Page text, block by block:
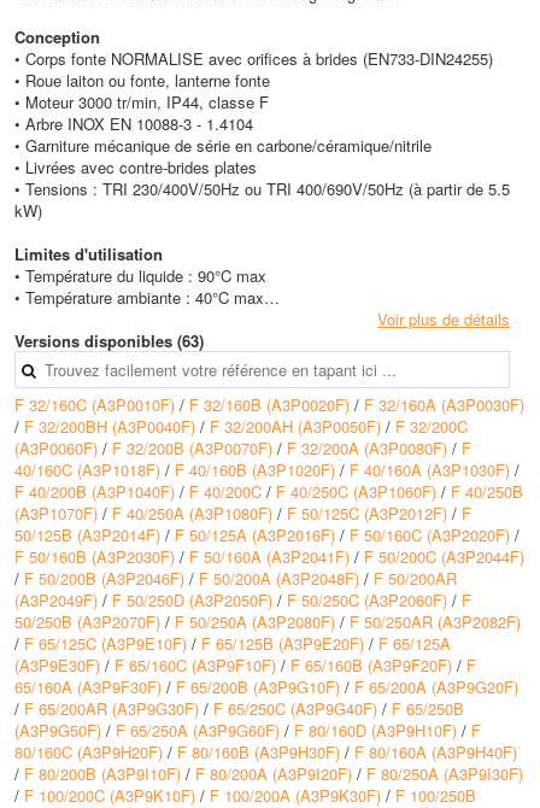
Conception
• Corps fonte NORMALISE avec orifices à brides (EN733-DIN24255)
• Roue laiton ou fonte, lanterne fonte
• Moteur 3000 tr/min, IP44, classe F
• Arbre INOX EN 10088-3 - 1.4104
• Garniture mécanique de série en carbone/céramique/nitrile
• Livrées avec contre-brides plates
• Tensions : TRI 230/400V/50Hz ou TRI 400/690V/50Hz (à partir de 5.5
kW)
Limites d'utilisation
• Température du liquide : 90°C max
• Température ambiante : 40°C max
Caractéristiques techniques
• Hauteur max (HMT) : 95 m
• Débit max : 360 m3/h
Voir plus de détails
Versions disponibles (63)
F 32/160C (A3P0010F) / F 32/160B (A3P0020F) / F 32/160A (A3P0030F)
/ F 32/200BH (A3P0040F) / F 32/200AH (A3P0050F) / F 32/200C
(A3P0060F) / F 32/200B (A3P0070F) / F 32/200A (A3P0080F) / F
40/160C (A3P1018F) / F 40/160B (A3P1020F) / F 40/160A (A3P1030F) /
F 40/200B (A3P1040F) / F 40/200C / F 40/250C (A3P1060F) / F 40/250B
(A3P1070F) / F 40/250A (A3P1080F) / F 50/125C (A3P2012F) / F
50/125B (A3P2014F) / F 50/125A (A3P2016F) / F 50/160C (A3P2020F) /
F 50/160B (A3P2030F) / F 50/160A (A3P2041F) / F 50/200C (A3P2044F)
/ F 50/200B (A3P2046F) / F 50/200A (A3P2048F) / F 50/200AR
(A3P2049F) / F 50/250D (A3P2050F) / F 50/250C (A3P2060F) / F
50/250B (A3P2070F) / F 50/250A (A3P2080F) / F 50/250AR (A3P2082F)
/ F 65/125C (A3P9E10F) / F 65/125B (A3P9E20F) / F 65/125A
(A3P9E30F) / F 65/160C (A3P9F10F) / F 65/160B (A3P9F20F) / F
65/160A (A3P9F30F) / F 65/200B (A3P9G10F) / F 65/200A (A3P9G20F)
/ F 65/200AR (A3P9G30F) / F 65/250C (A3P9G40F) / F 65/250B
(A3P9G50F) / F 65/250A (A3P9G60F) / F 80/160D (A3P9H10F) / F
80/160C (A3P9H20F) / F 80/160B (A3P9H30F) / F 80/160A (A3P9H40F)
/ F 80/200B (A3P9I10F) / F 80/200A (A3P9I20F) / F 80/250A (A3P9I30F)
/ F 100/200C (A3P9K10F) / F 100/200A (A3P9K30F) / F 100/250B